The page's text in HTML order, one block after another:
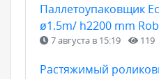
Паллетоупаковщик
ø1.5m/ h2200 mm
7 августа в 15:19 119
Растяжимый